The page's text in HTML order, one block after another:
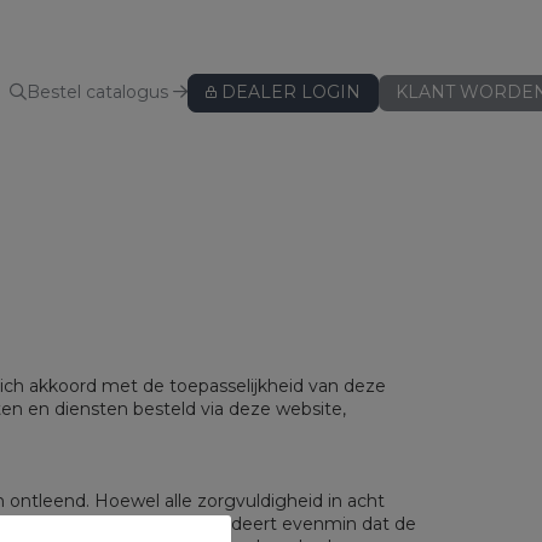
Bestel catalogus DEALER LOGIN KLANT
Hoeslakens - speciaal voor topper
Hoeslakens - speciaal voor split
Dekbedovertreksets
akkoord met de toepasselijkheid van deze
en diensten besteld via deze website,
Hoewel alle zorgvuldigheid in acht
Smellink Group garandeert evenmin dat de